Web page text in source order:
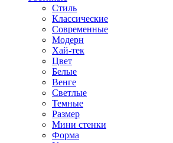
Стиль
Классические
Современные
Модерн
Хай-тек
Цвет
Белые
Венге
Светлые
Темные
Размер
Мини стенки
Форма